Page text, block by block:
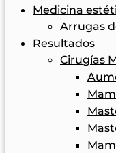
Medicina
Arrugas
Resultados
Cirugías